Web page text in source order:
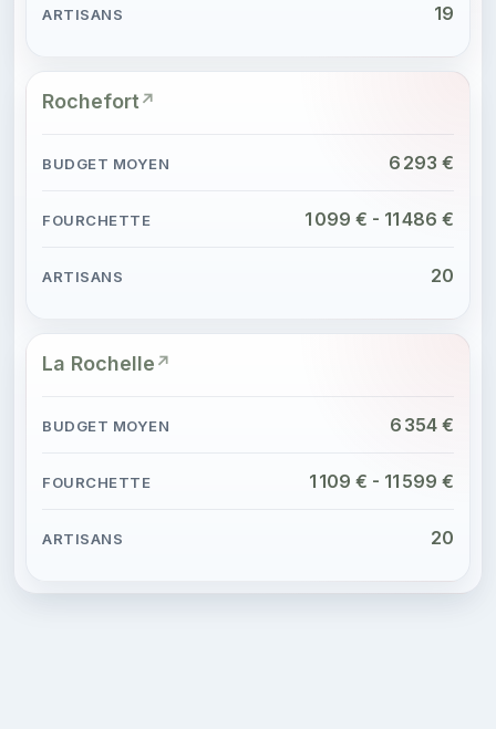
19
Rochefort
6 293 €
1 099 € - 11 486 €
20
La Rochelle
6 354 €
1 109 € - 11 599 €
20